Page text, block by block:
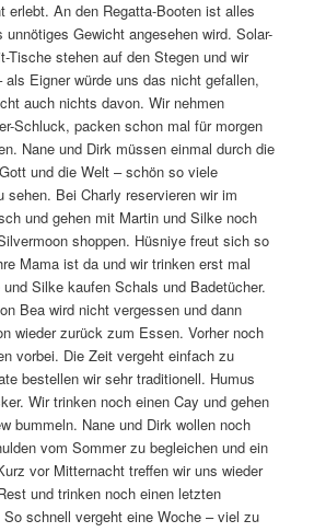
erlebt. An den Regatta-Booten ist alles
Gewicht angesehen wird. Solar-
Tische stehen auf den Stegen und wir
Eigner würde uns das nicht gefallen,
auch nichts davon. Wir nehmen
Schluck, packen schon mal für morgen
Nane und Dirk müssen einmal durch die
und die Welt – schön so viele
sehen. Bei Charly reservieren wir im
und gehen mit Martin und Silke noch
shoppen. Hüsniye freut sich so
Mama ist da und wir trinken erst mal
Silke kaufen Schals und Badetücher.
Bea wird nicht vergessen und dann
wieder zurück zum Essen. Vorher noch
vorbei. Die Zeit vergeht einfach zu
bestellen wir sehr traditionell. Humus
Wir trinken noch einen Cay und gehen
bummeln. Nane und Dirk wollen noch
vom Sommer zu begleichen und ein
vor Mitternacht treffen wir uns wieder
und trinken noch einen letzten
schnell vergeht eine Woche – viel zu